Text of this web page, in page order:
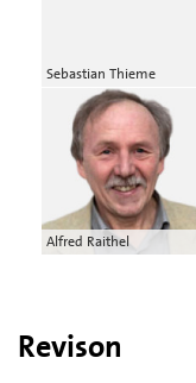
Sebastian Thieme
Alfred Raithel
Revison